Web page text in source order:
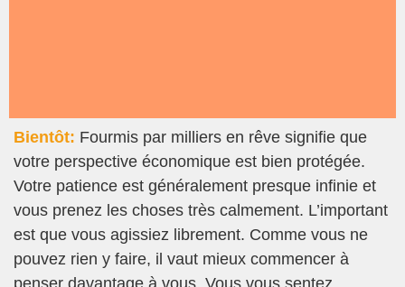
Bientôt: Fourmis par milliers en rêve signifie que
votre perspective économique est bien protégée.
Votre patience est généralement presque infinie et
vous prenez les choses très calmement. L’important
est que vous agissiez librement. Comme vous ne
pouvez rien y faire, il vaut mieux commencer à